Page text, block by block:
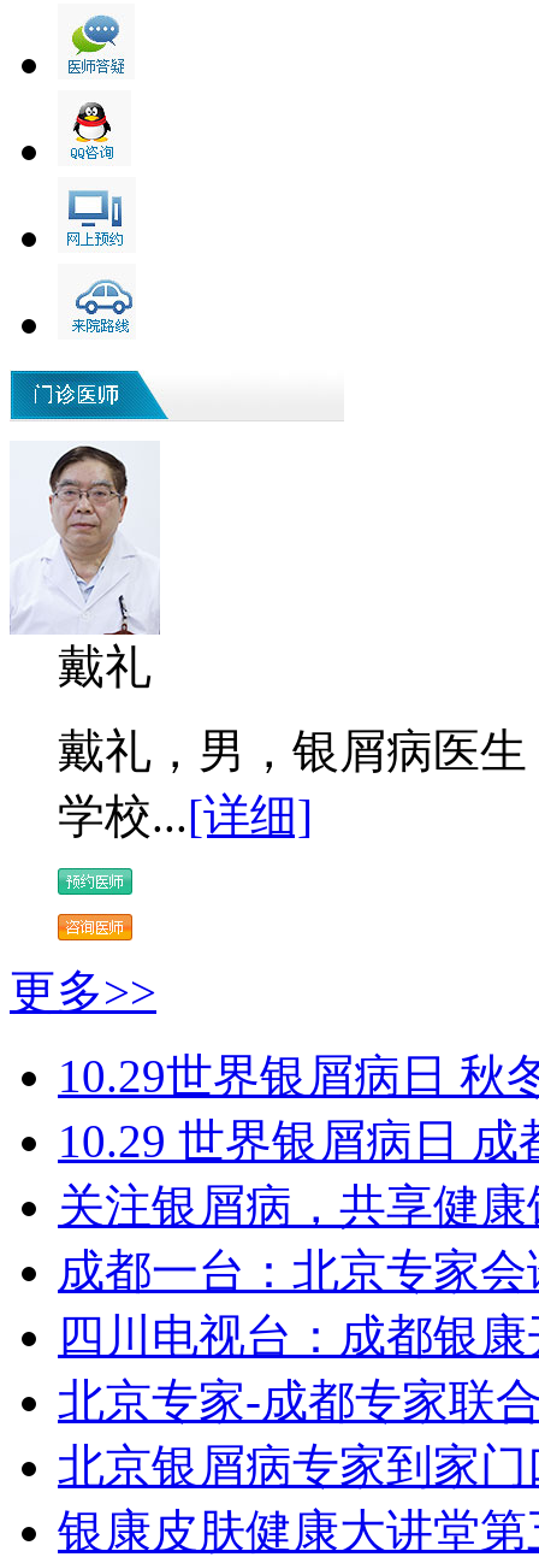
戴礼
戴礼，男，银屑病医
学校...[详细]
更多>>
10.29世界银屑病日 秋
10.29 世界银屑病日
关注银屑病，共享健
成都一台：北京专家
四川电视台：成都银
北京专家-成都专家联
北京银屑病专家到家门
银康皮肤健康大讲堂第